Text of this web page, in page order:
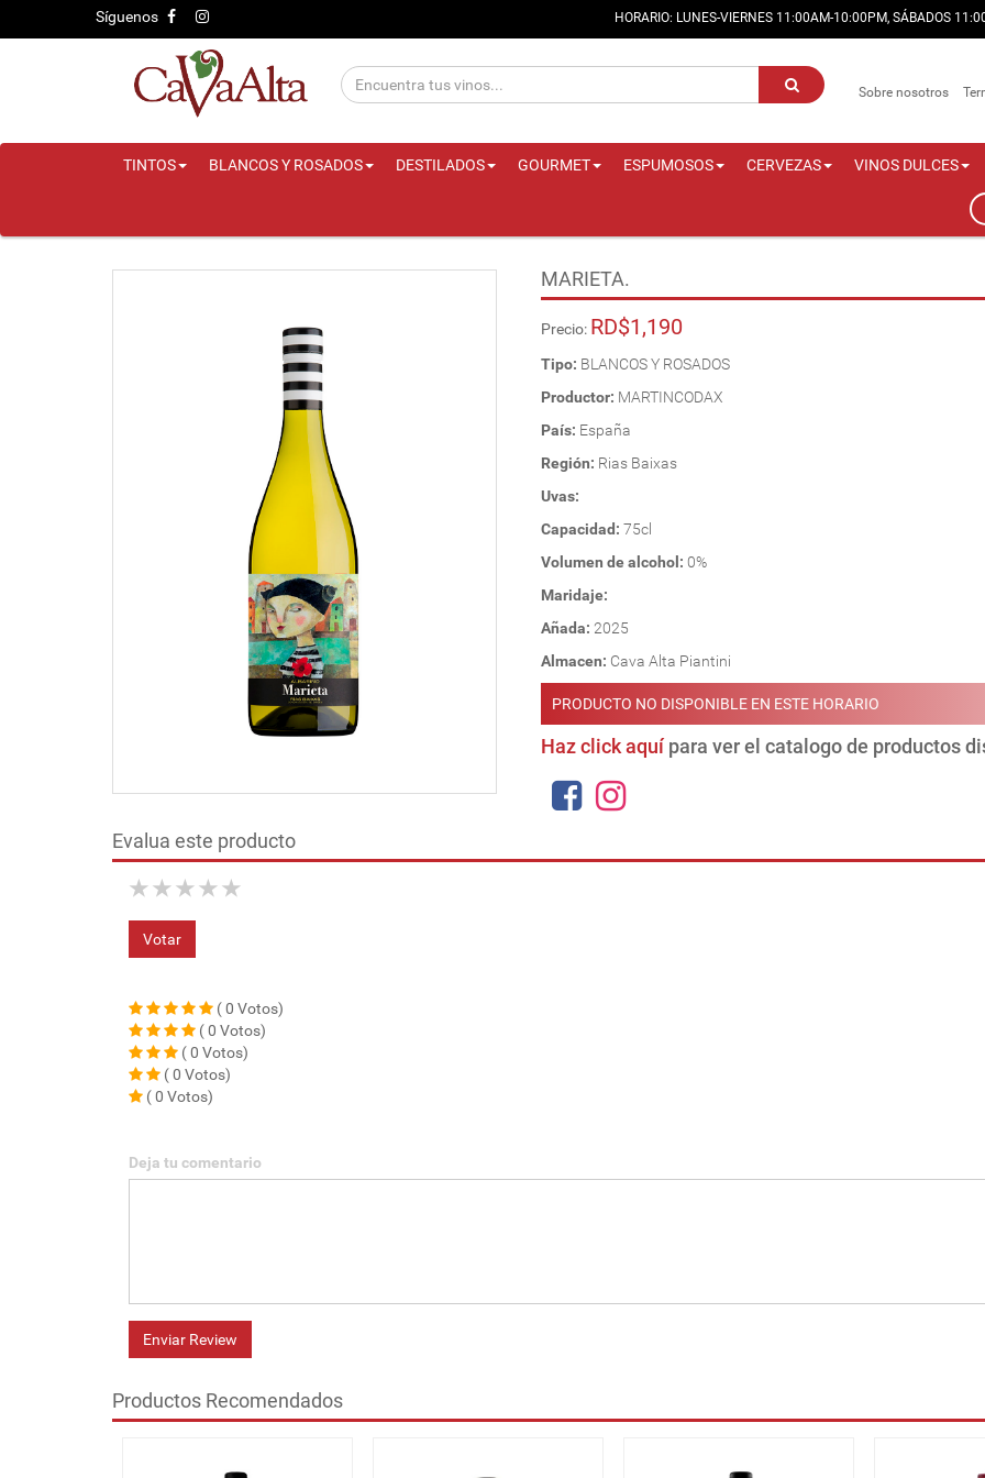
Síguenos HORARIO: LUNES-VIERNES 11:00AM-10:00PM, SÁBADOS
Sobre nosotros
TINTOS BLANCOS Y ROSADOS DESTILADOS GOURMET ESPUMOSOS CERVEZAS VINOS DULCES
MARIETA.
Precio: RD$1,190
Tipo: BLANCOS Y ROSADOS
Productor: MARTINCODAX
País: España
Región: Rias Baixas
Uvas:
Capacidad: 75cl
Volumen de alcohol: 0%
Maridaje:
Añada: 2025
Almacen: Cava Alta Piantini
PRODUCTO NO DISPONIBLE EN ESTE HORARIO
Haz click aquípara ver el catalogo de productos
Evalua este producto
★
★
★
★
★
Votar
( 0 Votos)
( 0 Votos)
( 0 Votos)
( 0 Votos)
( 0 Votos)
Deja tu comentario
Enviar Review
Productos Recomendados